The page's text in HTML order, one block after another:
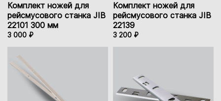
Комплект ножей для
рейсмусового станка JIB
22101 300 мм
3 000 ₽
Комплект ножей для
рейсмусового станка JIB
22139
3 200 ₽